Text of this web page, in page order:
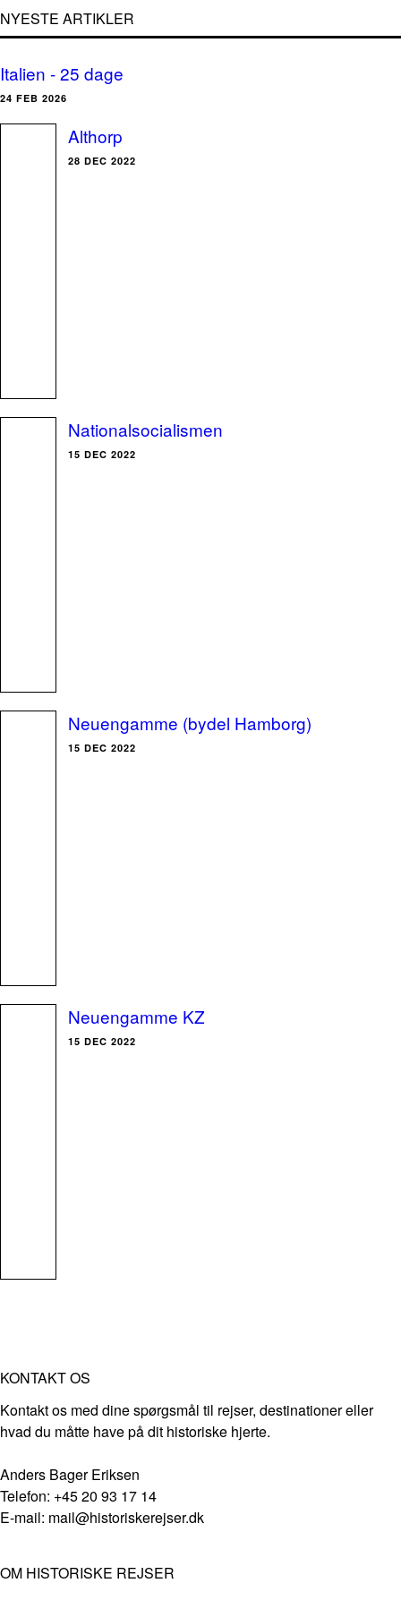
NYESTE ARTIKLER
Italien - 25 dage
24 FEB 2026
Althorp
28 DEC 2022
Nationalsocialismen
15 DEC 2022
Neuengamme (bydel Hamborg)
15 DEC 2022
Neuengamme KZ
15 DEC 2022
KONTAKT OS
Kontakt os med dine spørgsmål til rejser, destinationer eller
hvad du måtte have på dit historiske hjerte.
Anders Bager Eriksen
Telefon: +45 20 93 17 14
E-mail: mail@historiskerejser.dk
OM HISTORISKE REJSER